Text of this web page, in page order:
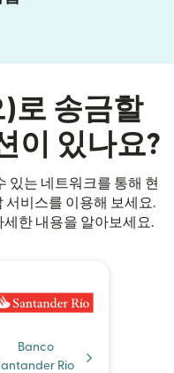
로 송금할
이 있나요?
있는 네트워크를 통해 현
서비스를 이용해 보세요.
한 내용을 알아보세요.
Banco
Rio